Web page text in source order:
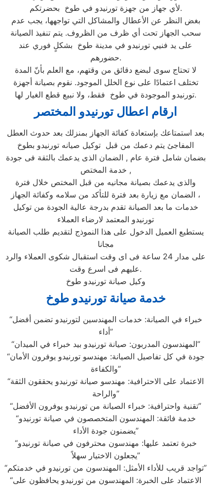
لأي جهاز من جهزة تورنيدو في طوخ بحضرتكم.
بغض النظر عن الأعطال والمشاكل التي تواجهها، يجب عدم
سحب الجهاز تحت أي ظرف من الظروف. يتم تنفيذ الصيانة
على يد فنيي تورنيدو في مدينة طوخ بشكلٍ فوري عند
حضورهم.
لا تحتاج سوى لبضع دقائق من وقتهم، مع العلم بأنّ المدة
تختلف اعتمادًا على نوع الخلل الموجود. نقوم بصيانة أجهزة
تورنيدو الموجودة في طوخ فقط، ولا نبيع قطع الغيار لها.
ارقام اعطال تورنيدو المختصر
بعد استمتاعك بإستعادة كفائة الجهاز بمنزلك بعد حدوث العطل
المفاجئ يتم دعمك من قبل توكيل صيانه تورنيدو بطوخ
بضمان شامل فترة عام , الضمان الذى يدعمك بالثقة فى جودة
خدمة المختص ,
والذى يدعمك بصيانة مجانيه من قبل المختص خلال فترة
الضمان مع زيارة بعد فترة للتأكد من سلامه وكفائة الجهاز ،
خدمات ما بعد الصيانة تقدم بدرجة عالية الجودة من توكيل
تورنيدو المعتمد لارضاء العملاء
يستطيع العميل الدخول على هذا النموذج لتقديم طلب الصيانة
مجانا
على مدار 24 ساعة فى اى وقت استقبال شكوى العملاء والرد
عليهم فى اسرع وقت.
وكيل صيانة تورنيدو طوخ
خدمة صيانة تورنيدو طوخ
“خبراء في الصيانة: خدمات المهندسين لتورنيدو تضمن أفضل
أداء”
“المهندسون المدربون: صيانة تورنيدو بيد خبراء في الميدان”
“جودة في كل تفاصيل الصيانة: مهندسو تورنيدو يوفرون الأمان
والكفاءة”
“الاعتماد على الاحترافية: مهندسو صيانة تورنيدو يحققون الثقة
والراحة”
“تقنية واحترافية: خبراء الصيانة من تورنيدو يوفرون الأفضل”
“خدمة فائقة: المهندسون المتخصصون في صيانة تورنيدو
يضمنون جودة الأداء”
“خبرة تعتمد عليها: مهندسون محترفون في صيانة تورنيدو
يجعلون الاختيار سهلاً”
“تواجد قريب للأداء الأمثل: المهندسون من تورنيدو في خدمتكم”
“الاعتماد على الخبرة: المهندسون من تورنيدو يحافظون على